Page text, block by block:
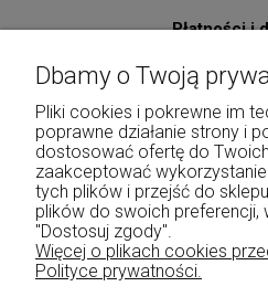
Płatności i
O
Moje
Dbamy o Twoją
Pliki cookies i pokrewne im
poprawne działanie strony i
dostosować ofertę do
zaakceptować
tych plików i przejść do
plików do swoich preferencji,
"Dostosuj zgody".
Więcej o plikach cookies
Polityce prywatności.